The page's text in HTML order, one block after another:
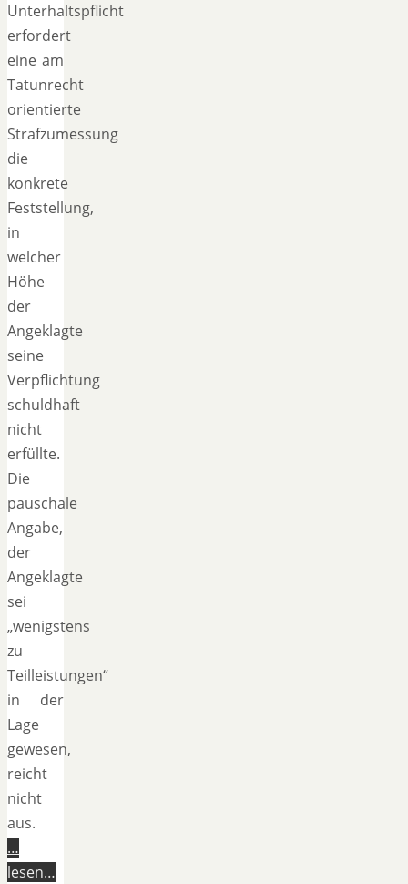
Unterhaltspflicht
erfordert
eine am
Tatunrecht
orientierte
Strafzumessung
die
konkrete
Feststellung,
in
welcher
Höhe
der
Angeklagte
seine
Verpflichtung
schuldhaft
nicht
erfüllte.
Die
pauschale
Angabe,
der
Angeklagte
sei
„wenigstens
zu
Teilleistungen“
in der
Lage
gewesen,
reicht
nicht
aus.
…
lesen…